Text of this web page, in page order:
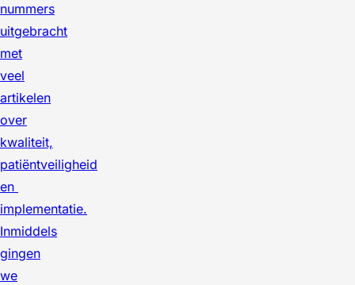
nummers
uitgebracht
met
veel
artikelen
over
kwaliteit,
patiëntveiligheid
en
implementatie.
Inmiddels
gingen
we